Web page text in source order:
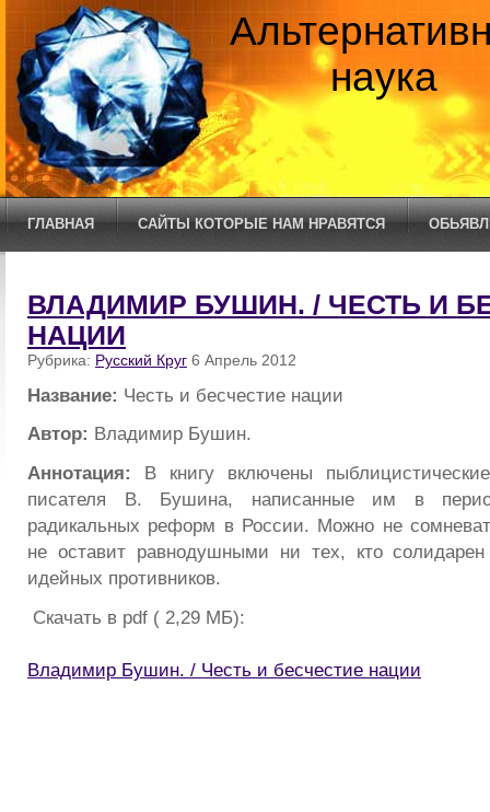
наука
ГЛАВНАЯ САЙТЫ КОТОРЫЕ НАМ НРАВЯТСЯ
ВЛАДИМИР БУШИН. / ЧЕСТЬ И
НАЦИИ
Рубрика: Русский Круг 6 Апрель 2012
Название: Честь и бесчестие нации
Автор: Владимир Бушин.
Аннотация: В книгу включены
писателя В. Бушина, написанные им в
радикальных реформ в России. Можно не
не оставит равнодушными ни тех, кто
идейных противников.
Скачать в pdf ( 2,29 МБ):
Владимир Бушин. / Честь и бесчестие нации